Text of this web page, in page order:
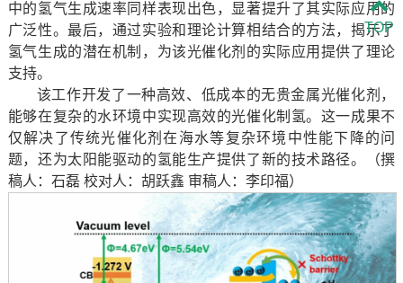
中的氢气生成速率同样表现出色，显著提升了其实际应用的
广泛性。最后，通过实验和理论计算相结合的方法，揭示了
氢气生成的潜在机制，为该光催化剂的实际应用提供了理论
支持。
该工作开发了一种高效、低成本的无贵金属光催化剂，
能够在复杂的水环境中实现高效的光催化制氢。这一成果不
仅解决了传统光催化剂在海水等复杂环境中性能下降的问
题，还为太阳能驱动的氢能生产提供了新的技术路径。（撰
稿人：石磊 校对人：胡跃鑫 审稿人：李印福）
TOP